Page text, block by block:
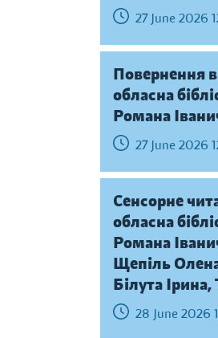
27 June 2026
Повернення
обласна
Романа
27 June 2026
Сенсорне
обласна
Романа
Щепіль
Білута
28 June 2026